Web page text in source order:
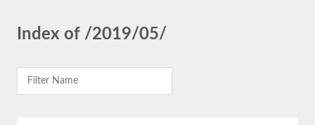
Index of /2019/05/